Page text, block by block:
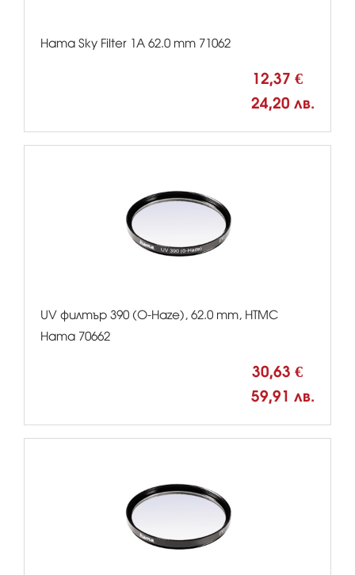
Hama Sky Filter 1A 62.0 mm 71062
12,37 €
24,20 лв.
UV филтър 390 (O-Haze), 62.0 mm, HTMC
Hama 70662
30,63 €
59,91 лв.